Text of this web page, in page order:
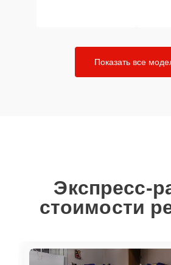
Показать все
Экспресс-
стоимости